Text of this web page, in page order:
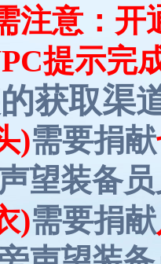
注意：开
提示完
获取渠
)需要捐献
望装备
)需要捐献